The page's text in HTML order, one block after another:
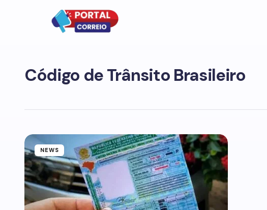
Código de Trânsito Brasileiro
NEWS